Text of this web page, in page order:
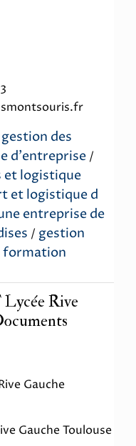
des
d'entreprise /
et logistique
et logistique d
entreprise de
/ gestion
formation
Rive
Gauche
Gauche Toulouse